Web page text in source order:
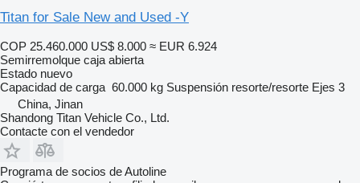
Titan for Sale New and Used -Y
COP 25.460.000 US$ 8.000 ≈ EUR 6.924
Semirremolque caja abierta
Estado nuevo
Capacidad de carga 60.000 kg Suspensión resorte/resorte Ejes 3
China, Jinan
Shandong Titan Vehicle Co., Ltd.
Contacte con el vendedor
Programa de socios de Autoline